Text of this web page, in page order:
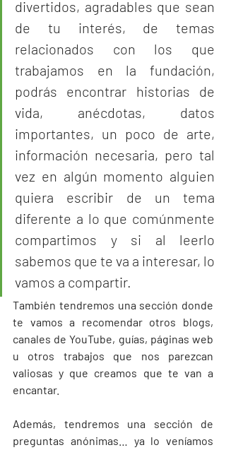
divertidos, agradables que sean
de tu interés, de temas
relacionados con los que
trabajamos en la fundación,
podrás encontrar historias de
vida, anécdotas, datos
importantes, un poco de arte,
información necesaria, pero tal
vez en algún momento alguien
quiera escribir de un tema
diferente a lo que comúnmente
compartimos y si al leerlo
sabemos que te va a interesar, lo
vamos a compartir.
También tendremos una sección donde
te vamos a recomendar otros blogs,
canales de YouTube, guías, páginas web
u otros trabajos que nos parezcan
valiosas y que creamos que te van a
encantar.
Además, tendremos una sección de
preguntas anónimas… ya lo veníamos